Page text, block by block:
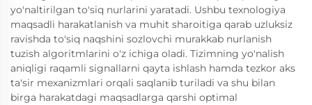
yo'naltirilgan to'siq nurlarini yaratadi. Ushbu texnologiya
maqsadli harakatlanish va muhit sharoitiga qarab uzluksiz
ravishda to'siq naqshini sozlovchi murakkab nurlanish
tuzish algoritmlarini o'z ichiga oladi. Tizimning yo'nalish
aniqligi raqamli signallarni qayta ishlash hamda tezkor aks
ta'sir mexanizmlari orqali saqlanib turiladi va shu bilan
birga harakatdagi maqsadlarga qarshi optimal